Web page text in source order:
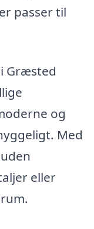
passer til
Græsted
og
Med
eller